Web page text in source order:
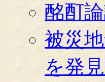
酩酊
被災
を発